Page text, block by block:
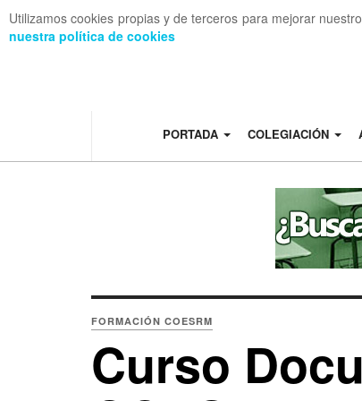
Utilizamos cookies propias y de terceros para mejorar
nuestra política de cookies
PORTADA COLEGIACIÓN
FORMACIÓN COESRM
Curso